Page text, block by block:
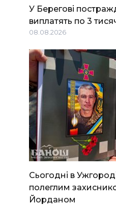
У Берегові
виплатять по 3
08.08.2026
Сьогодні в
полеглим
Йорданом